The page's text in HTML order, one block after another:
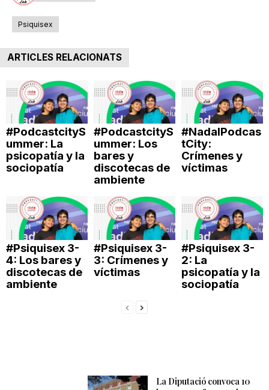
a
g
o
n
a
Psiquisex
ARTICLES RELACIONATS
#PodcastcityS
ummer: La
psicopatía y la
sociopatía
#PodcastcityS
ummer: Los
bares y
discotecas de
ambiente
#NadalPodcas
tCity:
Crímenes y
víctimas
#Psiquisex 3-
4: Los bares y
discotecas de
ambiente
#Psiquisex 3-
3: Crímenes y
víctimas
#Psiquisex 3-
2: La
psicopatía y la
sociopatía